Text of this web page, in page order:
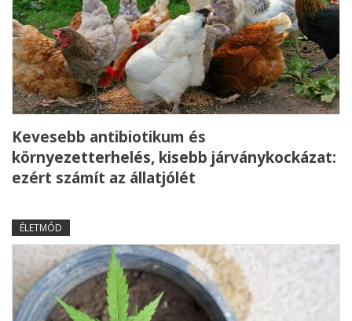
Kevesebb antibiotikum és
környezetterhelés, kisebb járványkockázat:
ezért számít az állatjólét
ÉLETMÓD